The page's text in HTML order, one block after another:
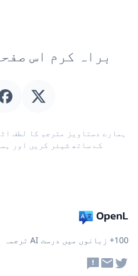
براہ کرم اس
ہمارے دستاویز مترجم کا لطف
کے ساتھ شیئر کریں اور
100+ زبانوں میں درست AI ترجمہ